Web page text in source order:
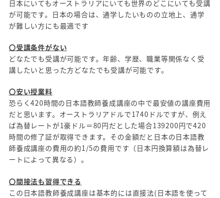
日本にいてもオーストラリアにいても世界のどこにいても受講
が可能です。日本の場合は、通学したいものの立地上、通学
が難しい方にも最適です
〇受講条件がない
どなたでも受講が可能です。年齢、学歴、職業等関係なく受
講したいと思った方どなたでも受講が可能です。
〇安い授業料
恐らく420時間の日本語教師養成講座の中で最安値の講座費用
だと思います。オーストラリアドルで1740ドルですが、例え
ば為替レートが1豪ドル＝80円だとした場合139200円で420
時間の修了証が取得できます。その金額だと日本の日本語教
師養成講座の費用の約1/5の費用です（日本円換算額は為替レ
ートによって異なる）。
〇間接法も習得できる
この日本語教師養成講座は基本的には直接法(日本語を使って